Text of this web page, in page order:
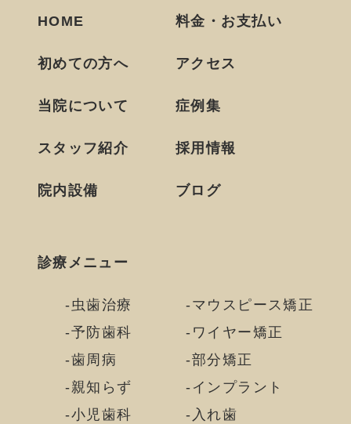
HOME
初めての方へ
当院について
スタッフ紹介
院内設備
料金・お支払い
アクセス
症例集
採用情報
ブログ
診療メニュー
虫歯治療
予防歯科
歯周病
親知らず
小児歯科
マウスピース矯正
ワイヤー矯正
部分矯正
インプラント
入れ歯